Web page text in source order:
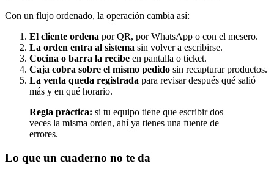
Con un flujo ordenado, la operación cambia así:
El cliente ordena por QR, por WhatsApp o con el mesero.
La orden entra al sistema sin volver a escribirse.
Cocina o barra la recibe en pantalla o ticket.
Caja cobra sobre el mismo pedido sin recapturar productos.
La venta queda registrada para revisar después qué salió
más y en qué horario.
Regla práctica: si tu equipo tiene que escribir dos
veces la misma orden, ahí ya tienes una fuente de
errores.
Lo que un cuaderno no te da